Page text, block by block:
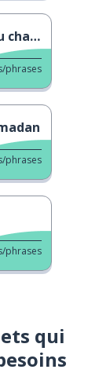
?
phrases
phrases
phrases
qui